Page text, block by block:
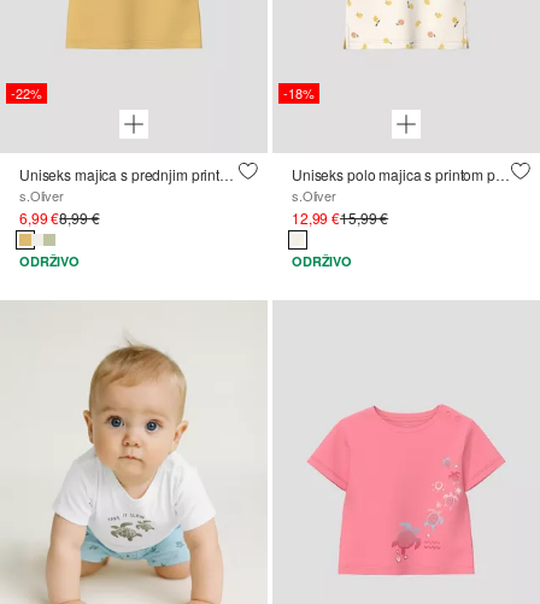
-22%
Uniseks majica s prednjim printom
s.Oliver
6,99 €8,99 €
ODRŽIVO
-18%
Uniseks polo majica s printom po cijeloj površini
s.Oliver
12,99 €15,99 €
ODRŽIVO